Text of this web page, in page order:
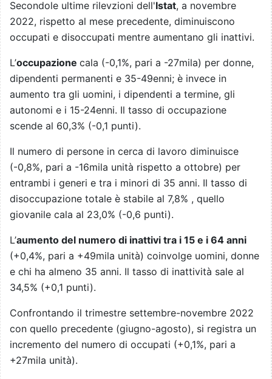
Secondole ultime rilevzioni dell'Istat, a novembre
2022, rispetto al mese precedente, diminuiscono
occupati e disoccupati mentre aumentano gli inattivi.
L’occupazione cala (-0,1%, pari a -27mila) per donne,
dipendenti permanenti e 35-49enni; è invece in
aumento tra gli uomini, i dipendenti a termine, gli
autonomi e i 15-24enni. Il tasso di occupazione
scende al 60,3% (-0,1 punti).
Il numero di persone in cerca di lavoro diminuisce
(-0,8%, pari a -16mila unità rispetto a ottobre) per
entrambi i generi e tra i minori di 35 anni. Il tasso di
disoccupazione totale è stabile al 7,8% , quello
giovanile cala al 23,0% (-0,6 punti).
L’aumento del numero di inattivi tra i 15 e i 64 anni
(+0,4%, pari a +49mila unità) coinvolge uomini, donne
e chi ha almeno 35 anni. Il tasso di inattività sale al
34,5% (+0,1 punti).
Confrontando il trimestre settembre-novembre 2022
con quello precedente (giugno-agosto), si registra un
incremento del numero di occupati (+0,1%, pari a
+27mila unità).